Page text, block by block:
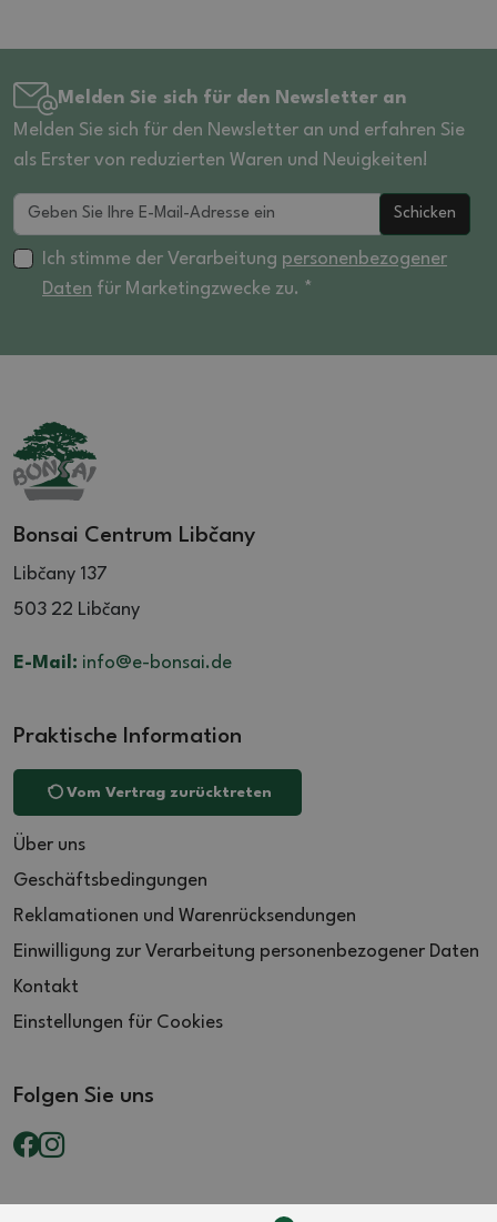
Melden Sie sich für den Newsletter an
Melden Sie sich für den Newsletter an und erfahren Sie
als Erster von reduzierten Waren und Neuigkeiten!
Schicken
Ich stimme der Verarbeitung personenbezogener
Daten für Marketingzwecke zu. *
Bonsai Centrum Libčany
Libčany 137
503 22 Libčany
E-Mail: info@e-bonsai.de
Praktische Information
Vom Vertrag zurücktreten
Über uns
Geschäftsbedingungen
Reklamationen und Warenrücksendungen
Einwilligung zur Verarbeitung personenbezogener Daten
Kontakt
Einstellungen für Cookies
Folgen Sie uns